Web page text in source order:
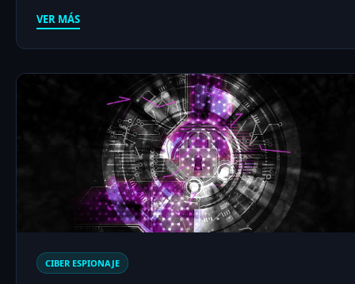
VER MÁS
CIBER ESPIONAJE